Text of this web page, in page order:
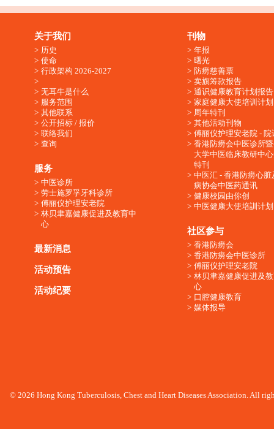
关于我们
历史
使命
行政架构 2026-2027
无耳牛是什么
服务范围
其他联系
公开招标 / 报价
联络我们
查询
服务
中医诊所
劳士施罗孚牙科诊所
傅丽仪护理安老院
林贝聿嘉健康促进及教育中
心
最新消息
活动预告
活动纪要
刊物
年报
曙光
防痨慈善票
卖旗筹款报告
通识健康教育计划报告
家庭健康大使培训计划
周年特刊
其他活动刊物
傅丽仪护理安老院 - 院
香港防痨会中医诊所
大学中医临床教研中
特刊
中医汇 - 香港防痨心脏
病协会中医药通讯
健康校园由你创
中医健康大使培訓计划
社区参与
香港防痨会
香港防痨会中医诊所
傅丽仪护理安老院
林贝聿嘉健康促进及
心
口腔健康教育
媒体报导
© 2026 Hong Kong Tuberculosis, Chest and Heart Diseases Association. All